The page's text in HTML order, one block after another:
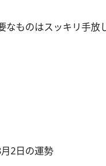
ものはスッキリ手放
2日の運勢